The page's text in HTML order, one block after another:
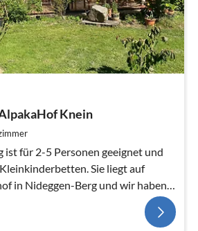
Knein
ist für 2-5 Personen geeignet und
Sie liegt auf
in Nideggen-Berg und wir haben